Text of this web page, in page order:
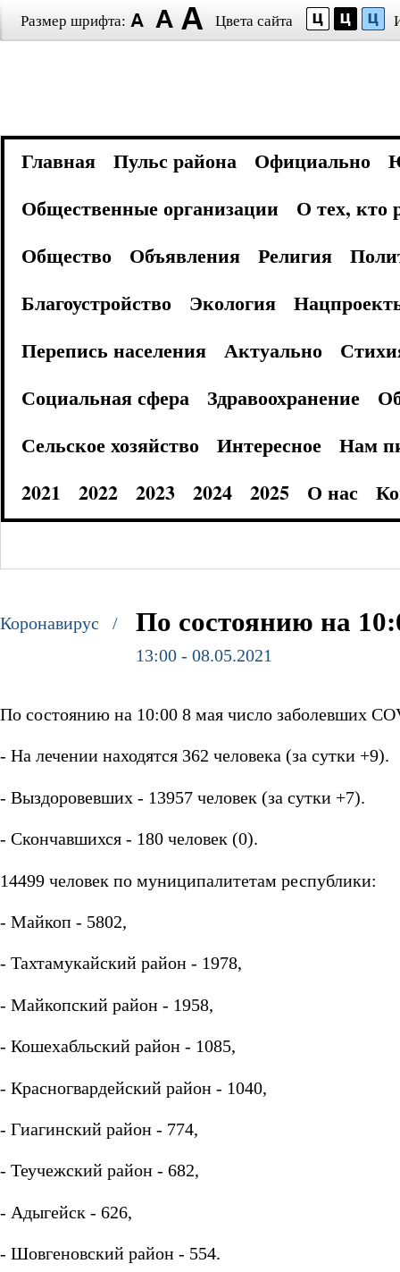
Размер шрифта: Цвета сайта
Главная Пульс района Официально
Общественные организации
О тех, кто
Общество
Объявления Религия
Благоустройство
Экология
Перепись населения
Актуально
Социальная сфера
Здравоохранение
Сельское хозяйство
Интересное
Нам
2021
2022 2023 2024 2025 О нас
Коронавирус / По состоянию на
13:00 - 08.05.2021
По состоянию на 10:00 8 мая число заболевших
- На лечении находятся 362 человека (за сутки +9).
- Выздоровевших - 13957 человек (за сутки +7).
- Скончавшихся - 180 человек (0).
14499 человек по муниципалитетам республики:
- Майкоп - 5802,
- Тахтамукайский район - 1978,
- Майкопский район - 1958,
- Кошехабльский район - 1085,
- Красногвардейский район - 1040,
- Гиагинский район - 774,
- Теучежский район - 682,
- Адыгейск - 626,
- Шовгеновский район - 554.